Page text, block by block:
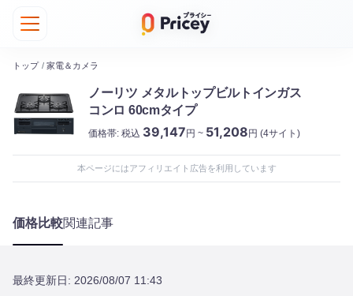
トップ / 家電＆カメラ
ノーリツ メタルトップビルトインガス
コンロ 60cmタイプ
価格帯: 税込 39,147円 ~ 51,208円 (4サイト)
本ページにはアフィリエイト広告を利用しています
価格比較関連記事
最終更新日: 2026/08/07 11:43